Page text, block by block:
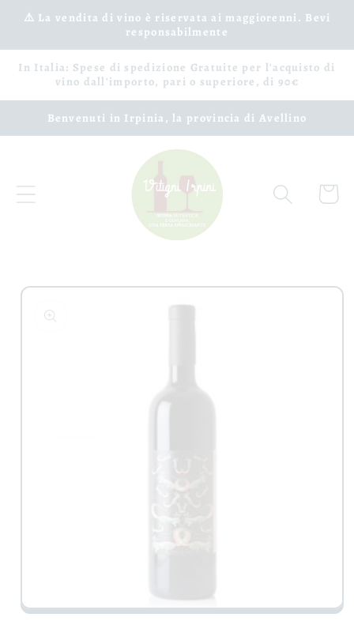
Vai
direttamente
⚠️ La vendita di vino è riservata ai maggiorenni. Bevi
responsabilmente
In Italia: Spese di spedizione Gratuite per l'acquisto di
vino dall'importo, pari o superiore, di 90€
Benvenuti in Irpinia, la provincia di Avellino
Carrello
Passa alle
informazioni
sul prodotto
Apri